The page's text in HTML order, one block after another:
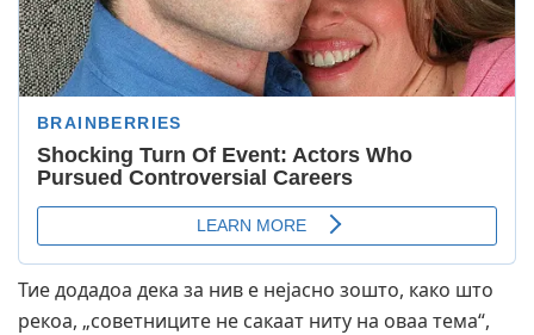
Тие додадоа дека за нив е нејасно зошто, како што
рекоа, „советниците не сакаат ниту на оваа тема“,